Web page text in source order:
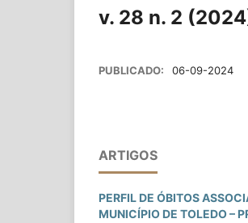
v. 28 n. 2
PUBLICADO: 06-09-2024
ARTIGOS
PERFIL DE ÓBITOS
MUNICÍPIO DE TOLEDO –